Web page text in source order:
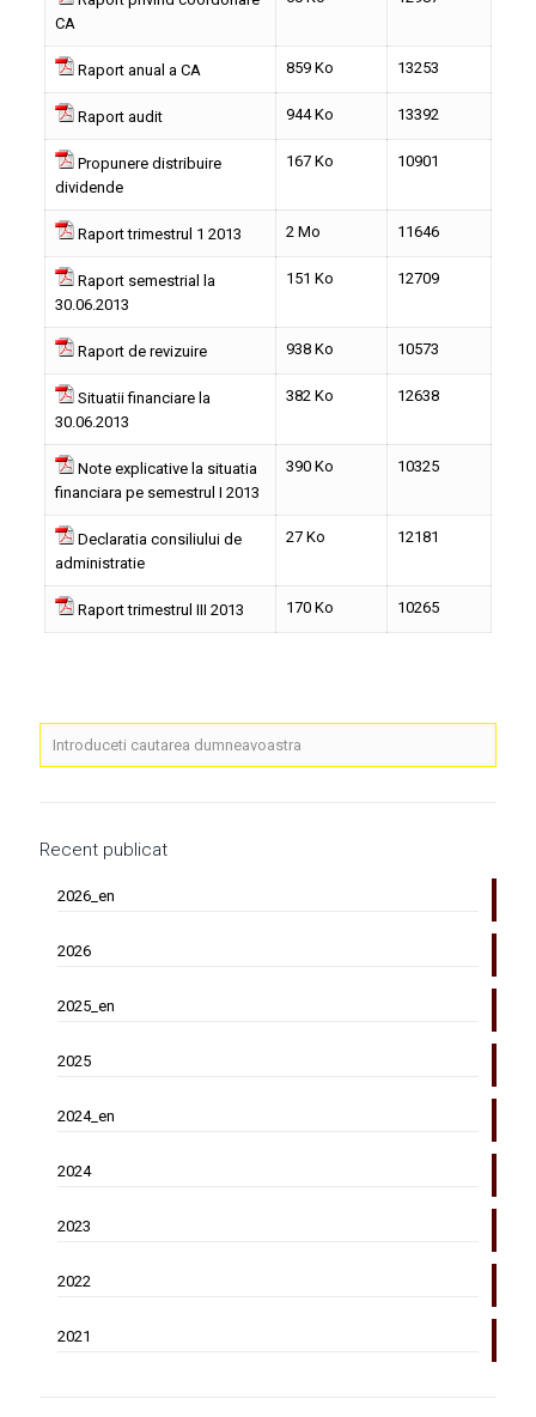
CA
Raport anual a CA 859 Ko 13253
Raport audit 944 Ko 13392
Propunere distribuire
dividende
167 Ko 10901
Raport trimestrul 1 2013 2 Mo 11646
Raport semestrial la
30.06.2013
151 Ko 12709
Raport de revizuire 938 Ko 10573
Situatii financiare la
30.06.2013
382 Ko 12638
Note explicative la situatia
financiara pe semestrul I 2013
390 Ko 10325
Declaratia consiliului de
administratie
27 Ko 12181
Raport trimestrul III 2013 170 Ko 10265
Recent publicat
2026_en
2026
2025_en
2025
2024_en
2024
2023
2022
2021